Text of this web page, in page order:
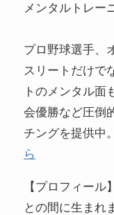
メンタルトレー
プロ野球選手、
スリートだけで
トのメンタル面
会優勝など圧倒
チングを提供中
ら
【プロフィー
との間に生まれ